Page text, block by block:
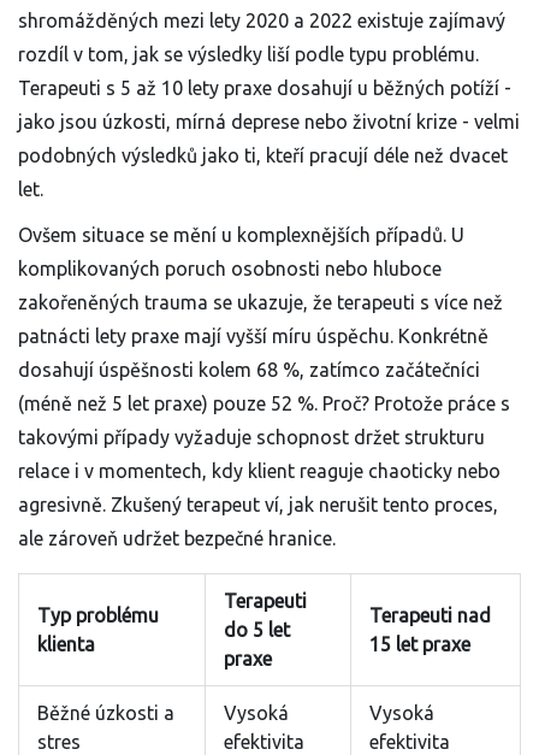
shromážděných mezi lety 2020 a 2022 existuje zajímavý
rozdíl v tom, jak se výsledky liší podle typu problému.
Terapeuti s 5 až 10 lety praxe dosahují u běžných potíží -
jako jsou úzkosti, mírná deprese nebo životní krize - velmi
podobných výsledků jako ti, kteří pracují déle než dvacet
let.
Ovšem situace se mění u komplexnějších případů. U
komplikovaných poruch osobnosti nebo hluboce
zakořeněných trauma se ukazuje, že terapeuti s více než
patnácti lety praxe mají vyšší míru úspěchu. Konkrétně
dosahují úspěšnosti kolem 68 %, zatímco začátečníci
(méně než 5 let praxe) pouze 52 %. Proč? Protože práce s
takovými případy vyžaduje schopnost držet strukturu
relace i v momentech, kdy klient reaguje chaoticky nebo
agresivně. Zkušený terapeut ví, jak nerušit tento proces,
ale zároveň udržet bezpečné hranice.
Typ problému
klienta
Terapeuti
do 5 let
praxe
Terapeuti nad
15 let praxe
Běžné úzkosti a
stres
Vysoká
efektivita
Vysoká
efektivita